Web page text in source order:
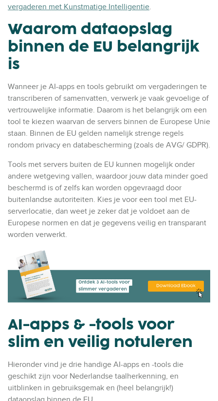
vergaderen met Kunstmatige Intelligentie.
Waarom dataopslag
binnen de EU belangrijk
is
Wanneer je AI-apps en tools gebruikt om vergaderingen te
transcriberen of samenvatten, verwerk je vaak gevoelige of
vertrouwelijke informatie. Daarom is het belangrijk om een
tool te kiezen waarvan de servers binnen de Europese Unie
staan. Binnen de EU gelden namelijk strenge regels
rondom privacy en databescherming (zoals de AVG/ GDPR).
Tools met servers buiten de EU kunnen mogelijk onder
andere wetgeving vallen, waardoor jouw data minder goed
beschermd is of zelfs kan worden opgevraagd door
buitenlandse autoriteiten. Kies je voor een tool met EU-
serverlocatie, dan weet je zeker dat je voldoet aan de
Europese normen en dat je gegevens veilig en transparant
worden verwerkt.
AI-apps & -tools voor
slim en veilig notuleren
Hieronder vind je drie handige AI-apps en -tools die
geschikt zijn voor Nederlandse taalherkenning, en
uitblinken in gebruiksgemak en (heel belangrijk!)